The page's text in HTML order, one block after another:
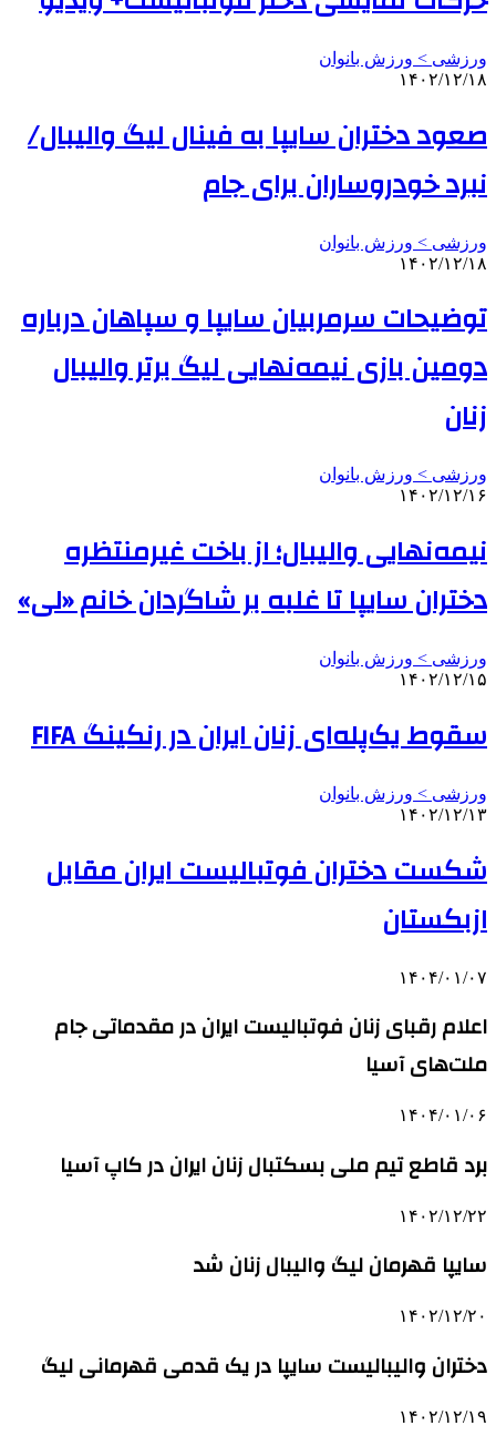
ورزشی > ورزش بانوان
۱۴۰۲/۱۲/۱۸
صعود دختران سایپا به فینال لیگ والیبال/
نبرد خودروساران برای جام
ورزشی > ورزش بانوان
۱۴۰۲/۱۲/۱۸
توضیحات سرمربیان سایپا و سپاهان درباره
دومین بازی نیمه‌نهایی لیگ برتر والیبال
زنان
ورزشی > ورزش بانوان
۱۴۰۲/۱۲/۱۶
نیمه‌نهایی والیبال؛ از باخت غیرمنتظره
دختران سایپا تا غلبه بر شاگردان خانم «لی»
ورزشی > ورزش بانوان
۱۴۰۲/۱۲/۱۵
سقوط یک‌پله‌ای زنان ایران در رنکینگ FIFA
ورزشی > ورزش بانوان
۱۴۰۲/۱۲/۱۳
شکست دختران فوتبالیست ایران مقابل
ازبکستان
۱۴۰۴/۰۱/۰۷
اعلام رقبای زنان فوتبالیست ایران در مقدماتی جام
ملت‌های آسیا
۱۴۰۴/۰۱/۰۶
برد قاطع تیم ملی بسکتبال زنان ایران در کاپ آسیا
۱۴۰۲/۱۲/۲۲
سایپا قهرمان لیگ والیبال زنان شد
۱۴۰۲/۱۲/۲۰
دختران والیبالیست سایپا در یک قدمی قهرمانی لیگ
۱۴۰۲/۱۲/۱۹